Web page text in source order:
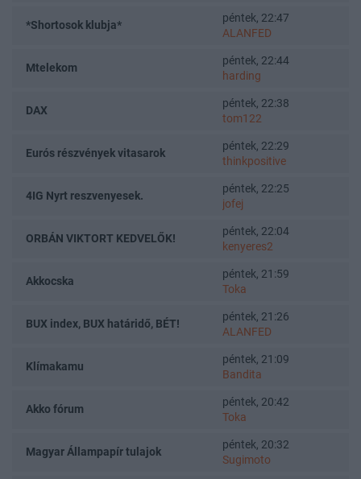
*Shortosok klubja*
péntek, 22:47
ALANFED
Mtelekom
péntek, 22:44
harding
DAX
péntek, 22:38
tom122
Eurós részvények vitasarok
péntek, 22:29
thinkpositive
4IG Nyrt reszvenyesek.
péntek, 22:25
jofej
ORBÁN VIKTORT KEDVELŐK!
péntek, 22:04
kenyeres2
Akkocska
péntek, 21:59
Toka
BUX index, BUX határidő, BÉT!
péntek, 21:26
ALANFED
Klímakamu
péntek, 21:09
Bandita
Akko fórum
péntek, 20:42
Toka
Magyar Állampapír tulajok
péntek, 20:32
Sugimoto